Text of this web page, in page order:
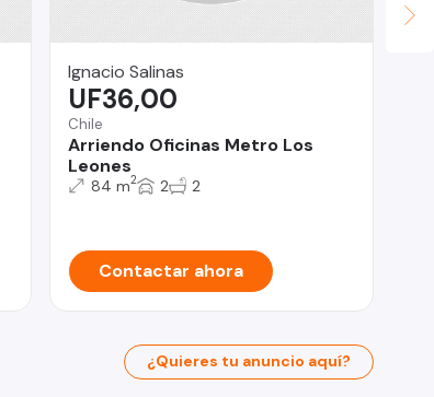
Ignacio Salinas
Chile
Arriendo Oficinas Metro Los
Leones
UF36,00
84 m2 2 2
Contactar ahora
¿Quieres tu anuncio aquí?